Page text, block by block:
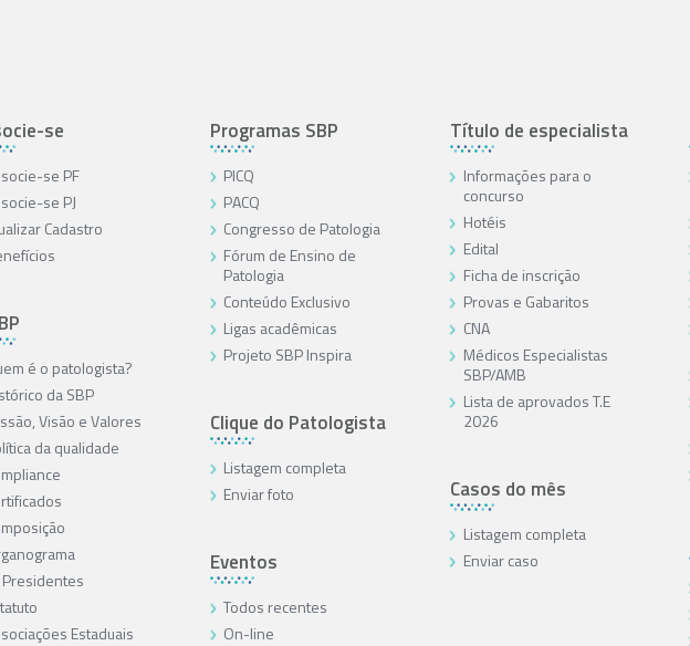
se
se PF
se PJ
Cadastro
é o patologista?
da SBP
Visão e Valores
da qualidade
Presidentes
Estaduais
Programas SBP
PICQ
PACQ
Congresso de Patologia
Fórum de Ensino de
Patologia
Conteúdo Exclusivo
Ligas acadêmicas
Projeto SBP Inspira
Clique do Patologista
Listagem completa
Enviar foto
Eventos
Todos recentes
On-line
Título de especialista
Informações para o
concurso
Hotéis
Edital
Ficha de inscrição
Provas e Gabaritos
CNA
Médicos Especialistas
SBP/AMB
Lista de aprovados T.E
2026
Casos do mês
Listagem completa
Enviar caso